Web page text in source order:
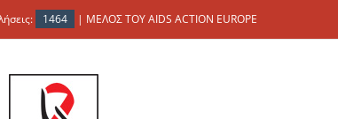
1464 | ΜΕΛΟΣ ΤΟΥ AIDS ACTION EUROPE